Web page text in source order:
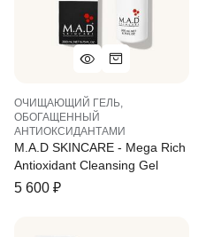
ОЧИЩАЮЩИЙ ГЕЛЬ,
ОБОГАЩЕННЫЙ
АНТИОКСИДАНТАМИ
M.A.D SKINCARE - Mega Rich
Antioxidant Cleansing Gel
5 600 ₽